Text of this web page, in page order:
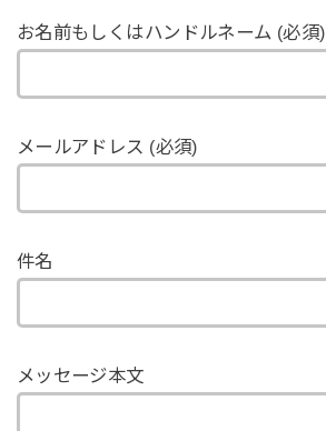
お名前もしくはハンドルネーム (必須)
メールアドレス (必須)
件名
メッセージ本文